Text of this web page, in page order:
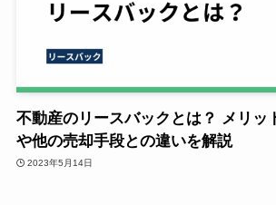
不動産のリースバックとは？ メリッ
や他の売却手段との違いを解説
2023年5月14日